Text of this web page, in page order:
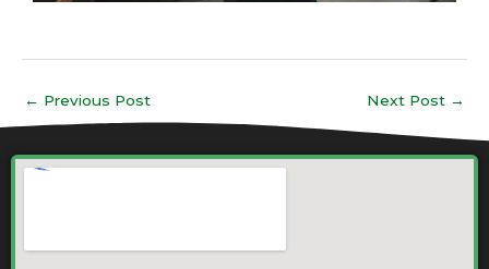
← Previous Post Next Post →